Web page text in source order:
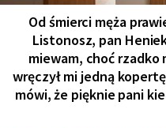
Od śmierci męża
Listonosz, pan
miewam, choć rzadko
wręczył mi jedną
mówi, że pięknie pani